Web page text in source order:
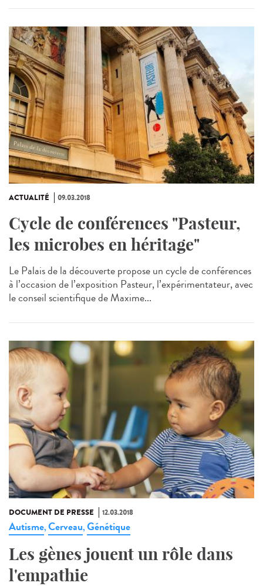
ACTUALITÉ 09.03.2018
Cycle de conférences "Pasteur,
les microbes en héritage"
Le Palais de la découverte propose un cycle de conférences
à l’occasion de l’exposition Pasteur, l’expérimentateur, avec
le conseil scientifique de Maxime...
DOCUMENT DE PRESSE 12.03.2018
Autisme,Cerveau,Génétique
Les gènes jouent un rôle dans
l'empathie